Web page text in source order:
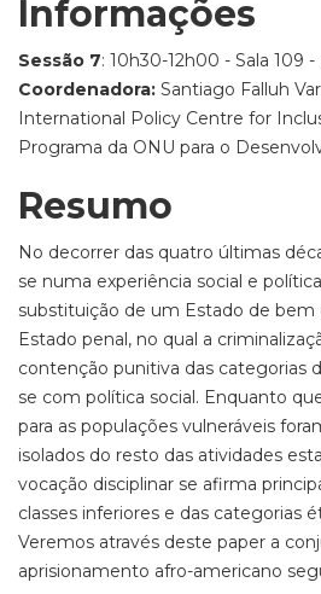
Informações
Sessão 7: 10h30-12h00 - Sala 109
Coordenadora: Santiago Falluh
International Policy Centre for
Programa da ONU para o
Resumo
No decorrer das quatro últimas
se numa experiência social e
substituição de um Estado de bem
Estado penal, no qual a
contenção punitiva das categorias
se com política social. Enquanto
para as populações vulneráveis
isolados do resto das atividades
vocação disciplinar se afirma
classes inferiores e das categorias
Veremos através deste paper a
aprisionamento afro-americano